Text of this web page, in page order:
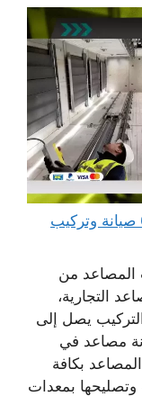
صيانة مصاعد في الكويت 65542233 صيانة وتركيب
المصاعد من
التجارية،
يصل إلى
مصاعد في
بكافة
وتصليحها بمعدات